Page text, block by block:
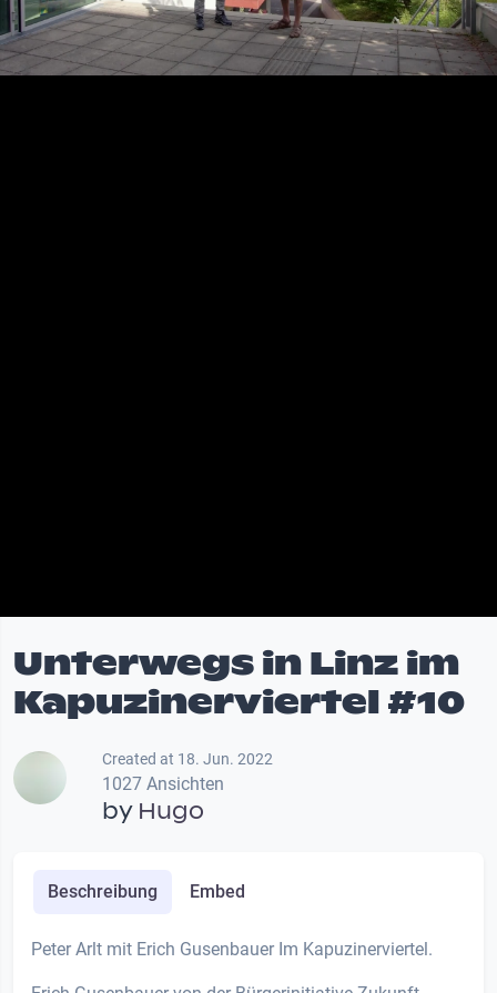
Video
Unterwegs in Linz im
Kapuzinerviertel #10
Created at 18. Jun. 2022
1027 Ansichten
by Hugo
Beschreibung Embed
Peter Arlt mit Erich Gusenbauer Im Kapuzinerviertel.